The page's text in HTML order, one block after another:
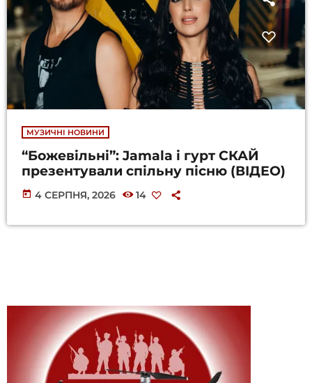
МУЗИЧНІ НОВИНИ
“Божевільні”: Jamala і гурт СКАЙ
презентували спільну пісню (ВІДЕО)
today 4 СЕРПНЯ, 2026 14